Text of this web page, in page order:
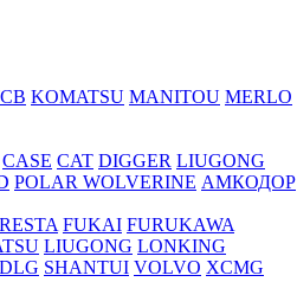
KOMATSU MANITOU MERLO
CASE CAT DIGGER LIUGONG
POLAR WOLVERINE АМКОДОР
FUKAI FURUKAWA
LIUGONG LONKING
SHANTUI VOLVO XCMG